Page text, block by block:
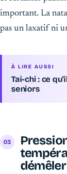
important. La
pas un laxatif ni
À LIRE AUSSI
Tai-chi : ce
seniors
démêler